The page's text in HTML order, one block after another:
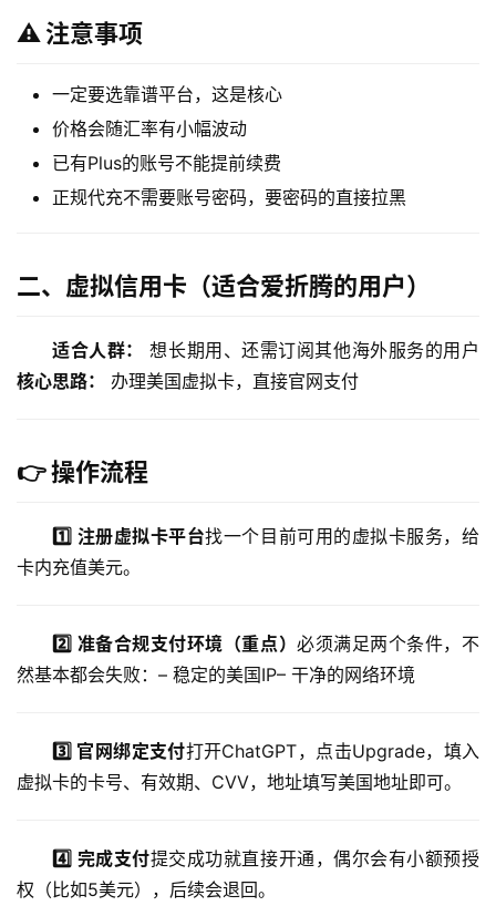
应
据
工
⚠️ 注意事项
一定要选靠谱平台，这是核心
价格会随汇率有小幅波动
已有Plus的账号不能提前续费
正规代充不需要账号密码，要密码的直接拉黑
二、虚拟信用卡（适合爱折腾的用户）
适合人群：
想长期用、还需订阅其他海外服务的用户
核心思路：
办理美国虚拟卡，直接官网支付
👉 操作流程
1️⃣ 注册虚拟卡平台找一个目前可用的虚拟卡服务，给
卡内充值美元。
2️⃣ 准备合规支付环境（重点）必须满足两个条件，不
然基本都会失败：– 稳定的美国IP– 干净的网络环境
3️⃣ 官网绑定支付打开ChatGPT，点击Upgrade，填入
虚拟卡的卡号、有效期、CVV，地址填写美国地址即可。
4️⃣ 完成支付提交成功就直接开通，偶尔会有小额预授
权（比如5美元），后续会退回。